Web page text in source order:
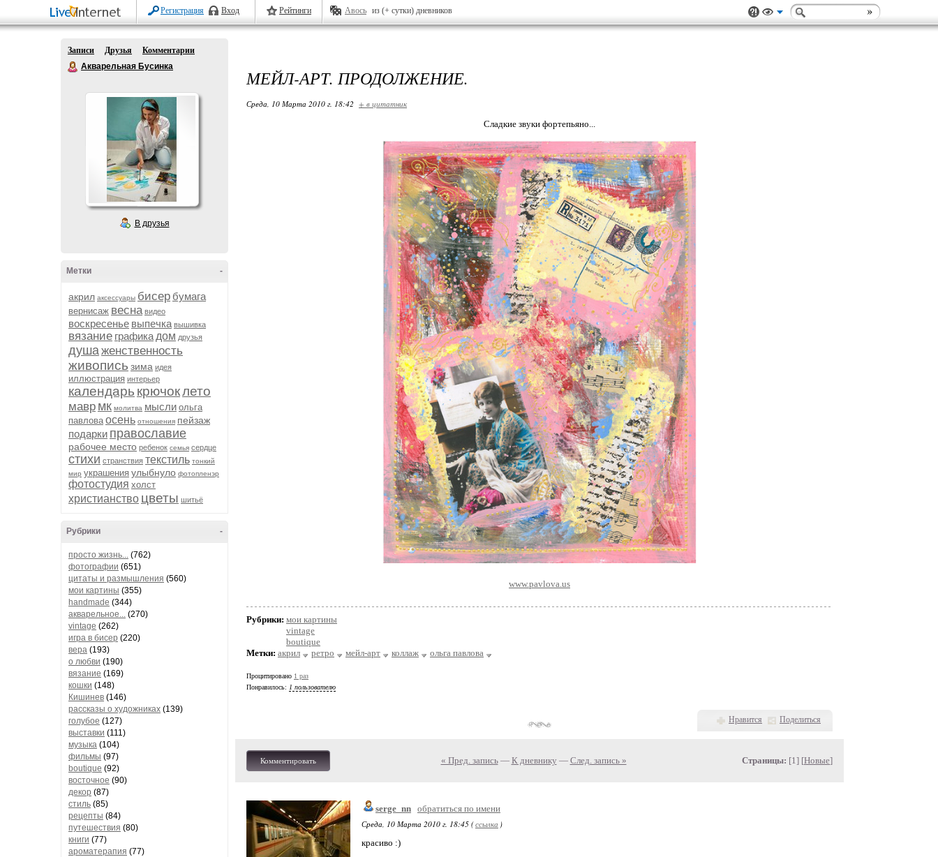
Регистрация Вход Рейтинги Авось из (+ сутки) дневников
Записи Друзья
Комментарии
Акварельная Бусинка
В друзья
-
Метки
акрил аксессуары бисер бумага
вернисаж весна видео
воскресенье выпечка вышивка
вязание графика дом друзья
душаженственность
живопись зима идея
иллюстрация интерьер
календарь крючоклето
мавр мк молитва мысли ольга
павлова осень отношения пейзаж
подарки православие
рабочее место ребенок семья сердце
стихи странствия текстиль тонкий
мир украшения улыбнуло фотопленэр
фотостудия холст
христианство цветы шитьё
-
Рубрики
просто жизнь... (762)
фотографии (651)
цитаты и размышления (560)
мои картины (355)
handmade (344)
акварельное... (270)
vintage (262)
игра в бисер (220)
вера (193)
о любви (190)
вязание (169)
кошки (148)
Кишинев (146)
рассказы о художниках (139)
голубое (127)
выставки (111)
музыка (104)
фильмы (97)
boutique (92)
восточное (90)
декор (87)
стиль (85)
рецепты (84)
путешествия (80)
книги (77)
ароматерапия (77)
МЕЙЛ-АРТ. ПРОДОЛЖЕНИЕ.
Среда, 10 Марта 2010 г. 18:42 + в цитатник
Сладкие звуки фортепьяно...
www.pavlova.us
Рубрики: мои картины
vintage
boutique
Метки: акрил ретро мейл-арт коллаж ольга павлова
Процитировано 1 раз
Понравилось: 1 пользователю
Нравится Поделиться
Комментировать « Пред. запись— К дневнику — След. запись » Страницы: [1] [Новые]
serge_nn обратиться по имени
Среда, 10 Марта 2010 г. 18:45 (ссылка )
красиво :)